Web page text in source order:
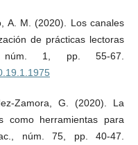
A. M. (2020). Los canales
de prácticas lectoras
núm. 1, pp. 55-67.
Zamora, G. (2020). La
como herramientas para
núm. 75, pp. 40-47.